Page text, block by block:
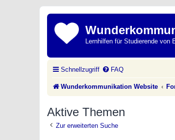
Lernhilfen für Studierende von
Schnellzugriff FAQ
Wunderkommunikation Website
Aktive Themen
Zur erweiterten Suche